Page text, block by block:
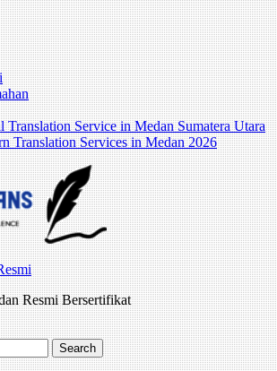
Translation Service in Medan Sumatera Utara
Translation Services in Medan 2026
Resmi Bersertifikat